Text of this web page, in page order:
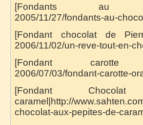
[Fondants au
2005/11/27/fondants-au-
[Fondant chocolat de
2006/11/02/un-reve-tout-en-
[Fondant carotte
2006/07/03/fondant-carotte-
[Fondant
caramel|http://
chocolat-aux-pepites-de-